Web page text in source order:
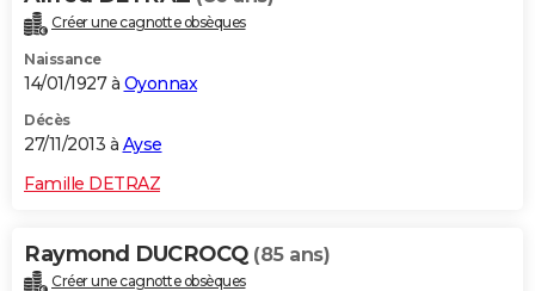
Créer une cagnotte obsèques
Naissance
14/01/1927 à Oyonnax
Décès
27/11/2013 à Ayse
Famille DETRAZ
Raymond DUCROCQ (85 ans)
Créer une cagnotte obsèques